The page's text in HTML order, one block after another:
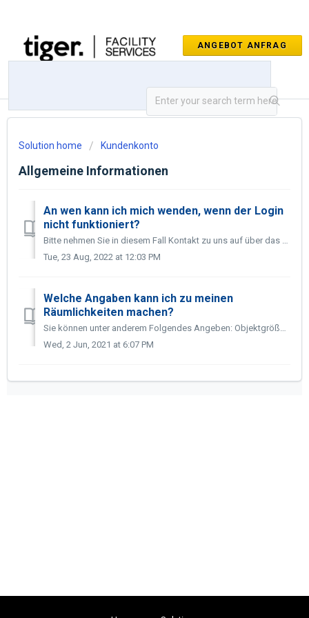
Solution home Kundenkonto
Allgemeine Informationen
An wen kann ich mich wenden, wenn der Login
nicht funktioniert?
Bitte nehmen Sie in diesem Fall Kontakt zu uns auf über das Kontaktformular. Wir werden uns für Sie schnellstmöglich um das Problem kümmern. Sollten Sie sic...
Tue, 23 Aug, 2022 at 12:03 PM
Welche Angaben kann ich zu meinen
Räumlichkeiten machen?
Sie können unter anderem Folgendes Angeben: Objektgröße, Raumanzahl, Küchenanzahl, Anzahl der Badezimmer / WCs, Wandform, Fußbodenart, Arbeits- / Öffnungsze...
Wed, 2 Jun, 2021 at 6:07 PM